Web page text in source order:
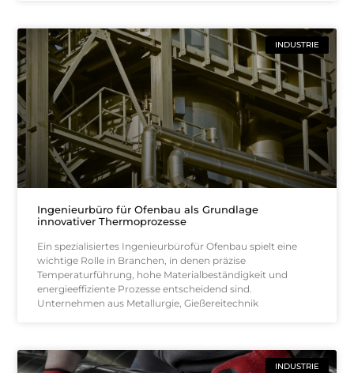
INDUSTRIE
Ingenieurbüro für Ofenbau als Grundlage
innovativer Thermoprozesse
Ein spezialisiertes Ingenieurbürofür Ofenbau spielt eine
wichtige Rolle in Branchen, in denen präzise
Temperaturführung, hohe Materialbeständigkeit und
energieeffiziente Prozesse entscheidend sind.
Unternehmen aus Metallurgie, Gießereitechnik
INDUSTRIE